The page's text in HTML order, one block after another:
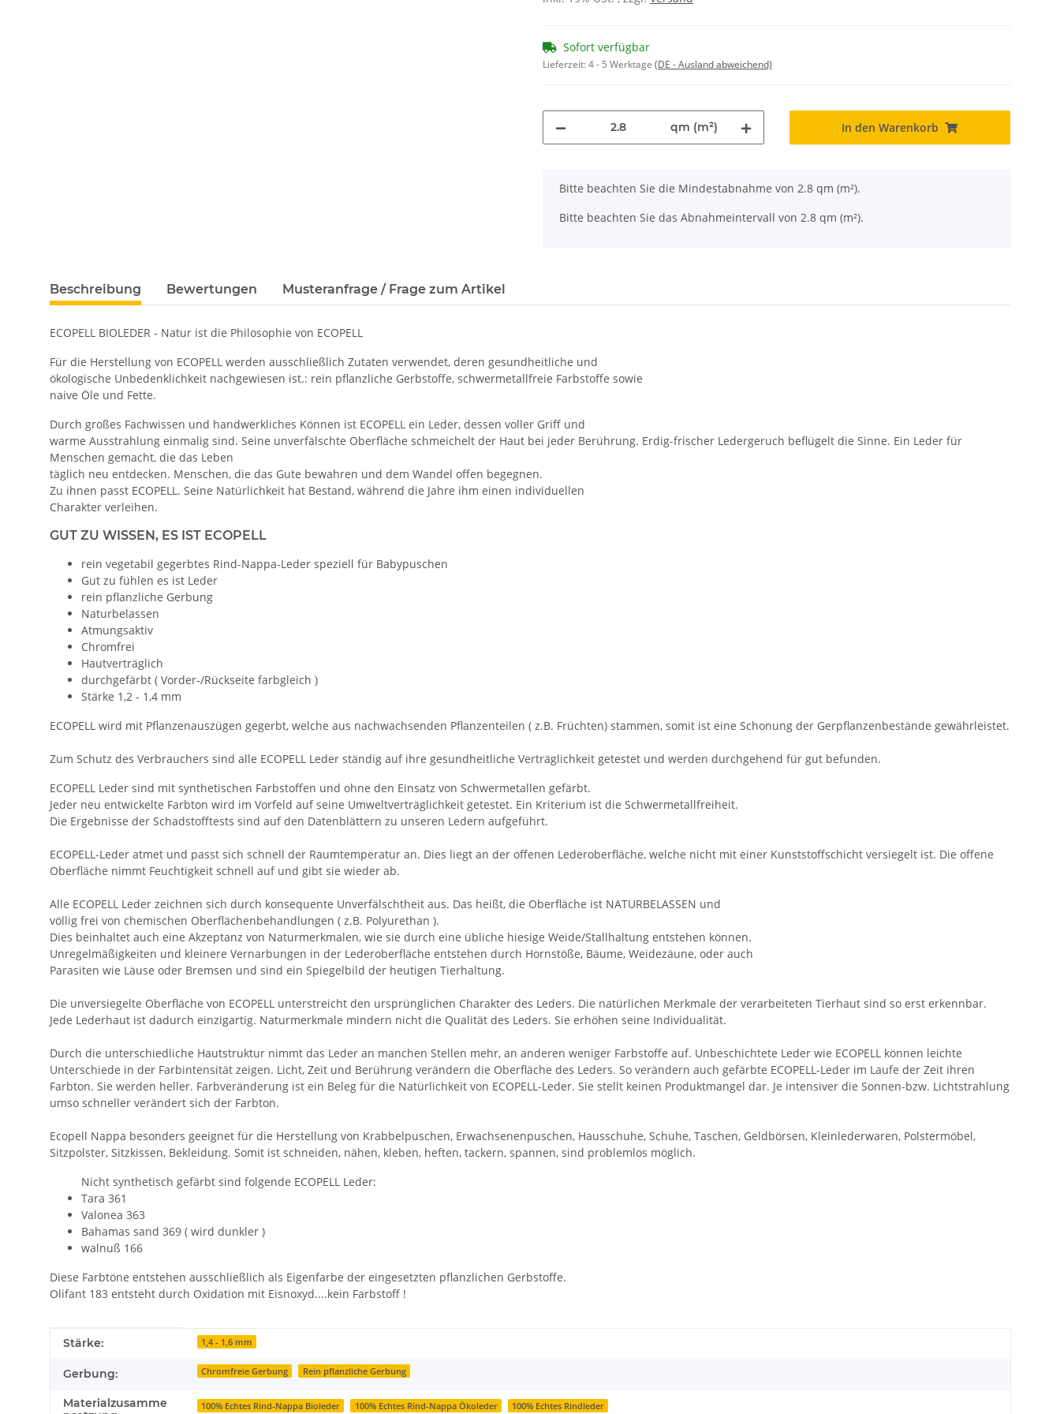
Sofort verfügbar
Lieferzeit:4 - 5 Werktage (DE - Ausland abweichend)
qm (m²) In den Warenkorb
x
Bitte beachten Sie die Mindestabnahme von 2.8 qm (m²).
Bitte beachten Sie das Abnahmeintervall von 2.8 qm (m²).
Beschreibung Bewertungen Musteranfrage / Frage zum Artikel
ECOPELL BIOLEDER - Natur ist die Philosophie von ECOPELL
Für die Herstellung von ECOPELL werden ausschließlich Zutaten verwendet, deren gesundheitliche und
ökologische Unbedenklichkeit nachgewiesen ist.: rein pflanzliche Gerbstoffe, schwermetallfreie Farbstoffe sowie
naive Öle und Fette.
Durch großes Fachwissen und handwerkliches Können ist ECOPELL ein Leder, dessen voller Griff und
warme Ausstrahlung einmalig sind. Seine unverfälschte Oberfläche schmeichelt der Haut bei jeder Berührung. Erdig-frischer Ledergeruch beflügelt die Sinne. Ein Leder für
Menschen gemacht, die das Leben
täglich neu entdecken. Menschen, die das Gute bewahren und dem Wandel offen begegnen.
Zu ihnen passt ECOPELL. Seine Natürlichkeit hat Bestand, während die Jahre ihm einen individuellen
Charakter verleihen.
GUT ZU WISSEN, ES IST ECOPELL
rein vegetabil gegerbtes Rind-Nappa-Leder speziell für Babypuschen
Gut zu fühlen es ist Leder
rein pflanzliche Gerbung
Naturbelassen
Atmungsaktiv
Chromfrei
Hautverträglich
durchgefärbt ( Vorder-/Rückseite farbgleich )
Stärke 1,2 - 1,4 mm
ECOPELL wird mit Pflanzenauszügen gegerbt, welche aus nachwachsenden Pflanzenteilen ( z.B. Früchten) stammen, somit ist eine Schonung der Gerpflanzenbestände gewährleistet.
Zum Schutz des Verbrauchers sind alle ECOPELL Leder ständig auf ihre gesundheitliche Verträglichkeit getestet und werden durchgehend für gut befunden.
ECOPELL Leder sind mit synthetischen Farbstoffen und ohne den Einsatz von Schwermetallen gefärbt.
Jeder neu entwickelte Farbton wird im Vorfeld auf seine Umweltverträglichkeit getestet. Ein Kriterium ist die Schwermetallfreiheit.
Die Ergebnisse der Schadstofftests sind auf den Datenblättern zu unseren Ledern aufgeführt.
ECOPELL-Leder atmet und passt sich schnell der Raumtemperatur an. Dies liegt an der offenen Lederoberfläche, welche nicht mit einer Kunststoffschicht versiegelt ist. Die offene
Oberfläche nimmt Feuchtigkeit schnell auf und gibt sie wieder ab.
Alle ECOPELL Leder zeichnen sich durch konsequente Unverfälschtheit aus. Das heißt, die Oberfläche ist NATURBELASSEN und
völlig frei von chemischen Oberflächenbehandlungen ( z.B. Polyurethan ).
Dies beinhaltet auch eine Akzeptanz von Naturmerkmalen, wie sie durch eine übliche hiesige Weide/Stallhaltung entstehen können.
Unregelmäßigkeiten und kleinere Vernarbungen in der Lederoberfläche entstehen durch Hornstöße, Bäume, Weidezäune, oder auch
Parasiten wie Läuse oder Bremsen und sind ein Spiegelbild der heutigen Tierhaltung.
Die unversiegelte Oberfläche von ECOPELL unterstreicht den ursprünglichen Charakter des Leders. Die natürlichen Merkmale der verarbeiteten Tierhaut sind so erst erkennbar.
Jede Lederhaut ist dadurch einzigartig. Naturmerkmale mindern nicht die Qualität des Leders. Sie erhöhen seine Individualität.
Durch die unterschiedliche Hautstruktur nimmt das Leder an manchen Stellen mehr, an anderen weniger Farbstoffe auf. Unbeschichtete Leder wie ECOPELL können leichte
Unterschiede in der Farbintensität zeigen. Licht, Zeit und Berührung verändern die Oberfläche des Leders. So verändern auch gefärbte ECOPELL-Leder im Laufe der Zeit ihren
Farbton. Sie werden heller. Farbveränderung ist ein Beleg für die Natürlichkeit von ECOPELL-Leder. Sie stellt keinen Produktmangel dar. Je intensiver die Sonnen-bzw. Lichtstrahlung
umso schneller verändert sich der Farbton.
Ecopell Nappa besonders geeignet für die Herstellung von Krabbelpuschen, Erwachsenenpuschen, Hausschuhe, Schuhe, Taschen, Geldbörsen, Kleinlederwaren, Polstermöbel,
Sitzpolster, Sitzkissen, Bekleidung. Somit ist schneiden, nähen, kleben, heften, tackern, spannen, sind problemlos möglich.
Nicht synthetisch gefärbt sind folgende ECOPELL Leder:
Tara 361
Valonea 363
Bahamas sand 369 ( wird dunkler )
walnuß 166
Diese Farbtöne entstehen ausschließlich als Eigenfarbe der eingesetzten pflanzlichen Gerbstoffe.
Olifant 183 entsteht durch Oxidation mit Eisnoxyd....kein Farbstoff !
Produkteigenschaft
Wert
Stärke: 1,4 - 1,6 mm
Gerbung: Chromfreie Gerbung Rein pflanzliche Gerbung
Materialzusamme
100% Echtes Rind-Nappa Bioleder 100% Echtes Rind-Nappa Ökoleder 100% Echtes Rindleder